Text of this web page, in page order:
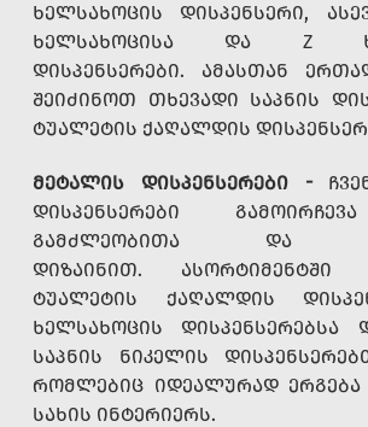
ᲮᲔᲚᲡᲐᲮᲝᲪᲘᲡ ᲓᲘᲡᲞᲔᲜᲡᲔᲠᲘ,
ᲮᲔᲚᲡᲐᲮᲝᲪᲘᲡᲐ ᲓᲐ Z
ᲓᲘᲡᲞᲔᲜᲡᲔᲠᲔᲑᲘ. ᲐᲛᲐᲡᲗᲐᲜ
ᲨᲔᲘᲫᲘᲜᲝᲗ ᲗᲮᲔᲕᲐᲓᲘ ᲡᲐᲞᲜᲘᲡ
ᲢᲣᲐᲚᲔᲢᲘᲡ ᲥᲐᲦᲐᲚᲓᲘᲡ
ᲛᲔᲢᲐᲚᲘᲡ ᲓᲘᲡᲞᲔᲜᲡᲔᲠᲔᲑᲘ -
ᲓᲘᲡᲞᲔᲜᲡᲔᲠᲔᲑᲘ
ᲒᲐᲛᲫᲚᲔᲝᲑᲘᲗᲐ ᲓᲐ
ᲓᲘᲖᲐᲘᲜᲘᲗ. ᲐᲡᲝᲠᲢᲘᲛᲔᲜᲢᲨᲘ
ᲢᲣᲐᲚᲔᲢᲘᲡ ᲥᲐᲦᲐᲚᲓᲘᲡ
ᲮᲔᲚᲡᲐᲮᲝᲪᲘᲡ ᲓᲘᲡᲞᲔᲜᲡᲔᲠᲔᲑᲡᲐ
ᲡᲐᲞᲜᲘᲡ ᲜᲘᲙᲔᲚᲘᲡ
ᲠᲝᲛᲚᲔᲑᲘᲪ ᲘᲓᲔᲐᲚᲣᲠᲐᲓ ᲔᲠᲒᲔᲑᲐ
ᲡᲐᲮᲘᲡ ᲘᲜᲢᲔᲠᲘᲔᲠᲡ.